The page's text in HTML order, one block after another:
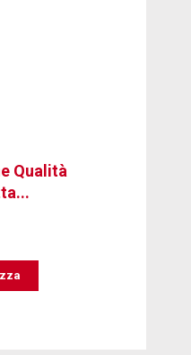
Qualità